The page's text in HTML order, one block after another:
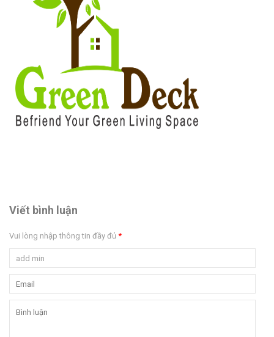
Viết bình luận
Vui lòng nhập thông tin đầy đủ *